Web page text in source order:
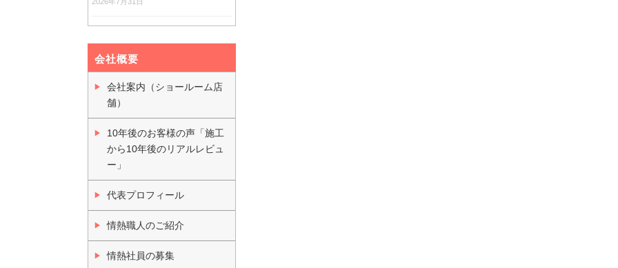
会社概要
会社案内（ショールーム店
舗）
10年後のお客様の声「施工
から10年後のリアルレビュ
ー」
代表プロフィール
情熱職人のご紹介
情熱社員の募集